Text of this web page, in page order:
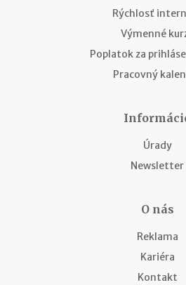
Rýchlosť
Výmenné
Poplatok za
Pracovný
Úrady
Newsletter
O nás
Reklama
Kariéra
Kontakt